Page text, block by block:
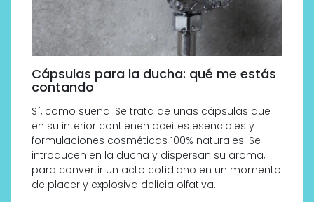
Cápsulas para la ducha: qué me estás
contando
Sí, como suena. Se trata de unas cápsulas que
en su interior contienen aceites esenciales y
formulaciones cosméticas 100% naturales. Se
introducen en la ducha y dispersan su aroma,
para convertir un acto cotidiano en un momento
de placer y explosiva delicia olfativa.